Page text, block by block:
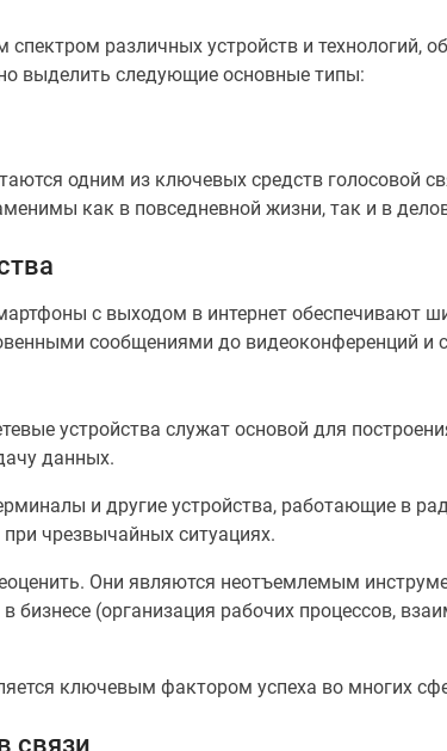
различных устройств и технологий,
выделить следующие основные типы:
одним из ключевых средств голосовой
как в повседневной жизни, так и в
с выходом в интернет обеспечивают
сообщениями до видеоконференций и
устройства служат основой для
данных.
и другие устройства, работающие в
чрезвычайных ситуациях.
Они являются неотъемлемым
(организация рабочих процессов,
ключевым фактором успеха во многих
связи